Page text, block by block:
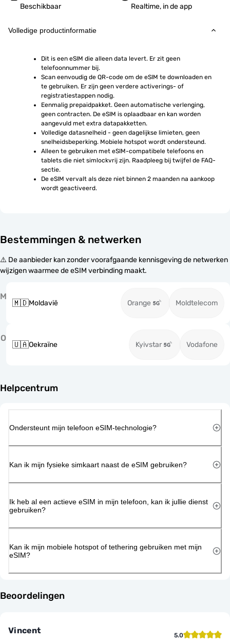
Beschikbaar Realtime, in de app
Volledige productinformatie
Dit is een eSIM die alleen data levert. Er zit geen
telefoonnummer bij.
Scan eenvoudig de QR-code om de eSIM te downloaden en
te gebruiken. Er zijn geen verdere activerings- of
registratiestappen nodig.
Eenmalig prepaidpakket. Geen automatische verlenging,
geen contracten. De eSIM is oplaadbaar en kan worden
aangevuld met extra datapakketten.
Volledige datasnelheid - geen dagelijkse limieten, geen
snelheidsbeperking. Mobiele hotspot wordt ondersteund.
Alleen te gebruiken met eSIM-compatibele telefoons en
tablets die niet simlockvrij zijn. Raadpleeg bij twijfel de FAQ-
sectie.
De eSIM vervalt als deze niet binnen 2 maanden na aankoop
wordt geactiveerd.
Bestemmingen & netwerken
⚠️ De aanbieder kan zonder voorafgaande kennisgeving de netwerken
wijzigen waarmee de eSIM verbinding maakt.
M
🇲🇩Moldavië Orange Moldtelecom
O
🇺🇦Oekraïne Kyivstar Vodafone
Helpcentrum
Ondersteunt mijn telefoon eSIM-technologie?
Kan ik mijn fysieke simkaart naast de eSIM gebruiken?
Ik heb al een actieve eSIM in mijn telefoon, kan ik jullie dienst
gebruiken?
Kan ik mijn mobiele hotspot of tethering gebruiken met mijn
eSIM?
Beoordelingen
Vincent 5.0